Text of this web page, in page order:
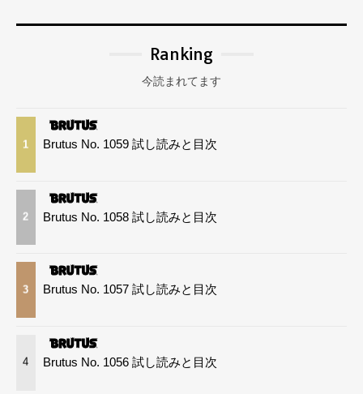
Ranking
今読まれてます
1 Brutus No. 1059 試し読みと目次
2 Brutus No. 1058 試し読みと目次
3 Brutus No. 1057 試し読みと目次
4 Brutus No. 1056 試し読みと目次